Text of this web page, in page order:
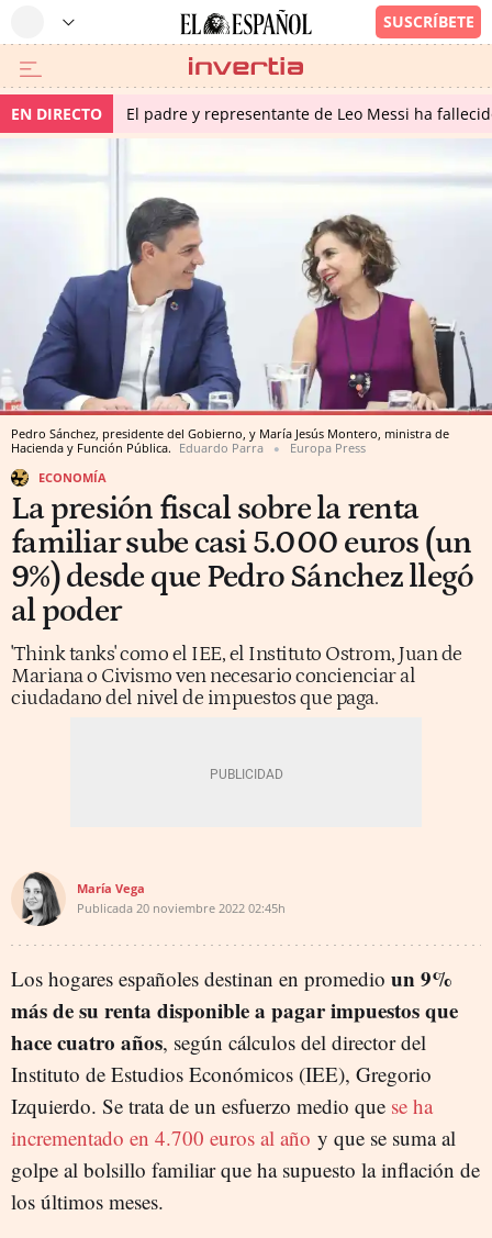
EN DIRECTO El padre y representante de Leo Messi ha
Pedro Sánchez, presidente del Gobierno, y María Jesús Montero, ministra de
Hacienda y Función Pública. Eduardo Parra
Europa Press
ECONOMÍA
La presión fiscal sobre la renta
familiar sube casi 5.000 euros (un
9%) desde que Pedro Sánchez llegó
al poder
'Think tanks' como el IEE, el Instituto Ostrom, Juan de
Mariana o Civismo ven necesario concienciar al
ciudadano del nivel de impuestos que paga.
María Vega
Publicada 20 noviembre 2022 02:45h
Los hogares españoles destinan en promedio un 9%
más de su renta disponible a pagar impuestos que
hace cuatro años, según cálculos del director del
Instituto de Estudios Económicos (IEE), Gregorio
Izquierdo. Se trata de un esfuerzo medio que se ha
incrementado en 4.700 euros al año y que se suma al
golpe al bolsillo familiar que ha supuesto la inflación de
los últimos meses.